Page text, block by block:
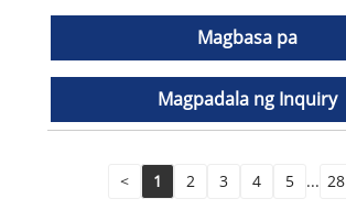
Magbasa pa
Magpadala ng Inquiry
< 1 2 3 4 5 ... 28